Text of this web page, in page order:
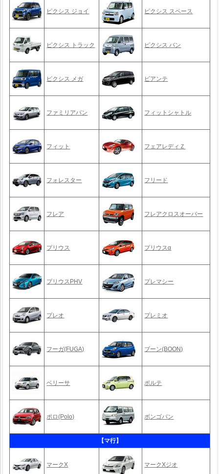
ピクシス ジョイ ピクシス スペース
ピクシス トラック ピクシス バン
ピクシス メガ ビアンテ
ファミリアバン フィットシャトル
フィット フェアレディＺ
フォレスター フリード
フレア フレアクロスオーバー
プリウス プリウスα
プリウスPHV プレマシー
プレオ プレミオ
フーガ(FUGA) ブーン(BOON)
ベリーサ ポルテ
ポロ(Polo) ボンゴバン
【マ行】
マークX マークXジオ